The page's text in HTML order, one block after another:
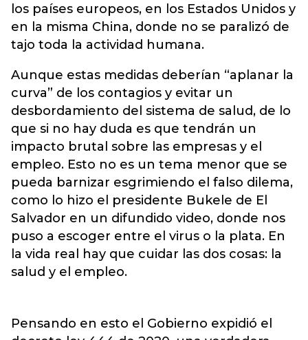
los países europeos, en los Estados Unidos y
en la misma China, donde no se paralizó de
tajo toda la actividad humana.
Aunque estas medidas deberían “aplanar la
curva” de los contagios y evitar un
desbordamiento del sistema de salud, de lo
que si no hay duda es que tendrán un
impacto brutal sobre las empresas y el
empleo. Esto no es un tema menor que se
pueda barnizar esgrimiendo el falso dilema,
como lo hizo el presidente Bukele de El
Salvador en un difundido video, donde nos
puso a escoger entre el virus o la plata. En
la vida real hay que cuidar las dos cosas: la
salud y el empleo.
Pensando en esto el Gobierno expidió el